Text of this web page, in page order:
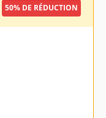
50% DE RÉDUCTION